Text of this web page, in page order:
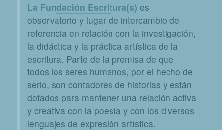
La Fundación Escritura(s) es
observatorio y lugar de intercambio de
referencia en relación con la investigación,
la didáctica y la práctica artística de la
escritura. Parte de la premisa de que
todos los seres humanos, por el hecho de
serlo, son contadores de historias y están
dotados para mantener una relación activa
y creativa con la poesía y con los diversos
lenguajes de expresión artística.